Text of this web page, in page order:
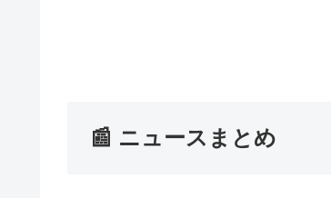
📰 ニュースまとめ